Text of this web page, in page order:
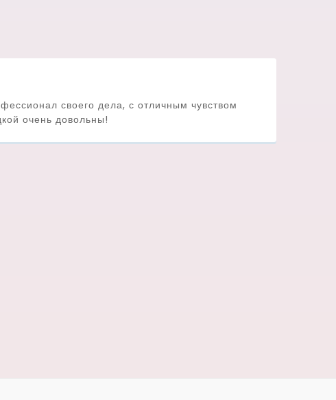
своего дела, с отличным чувством
очень довольны!